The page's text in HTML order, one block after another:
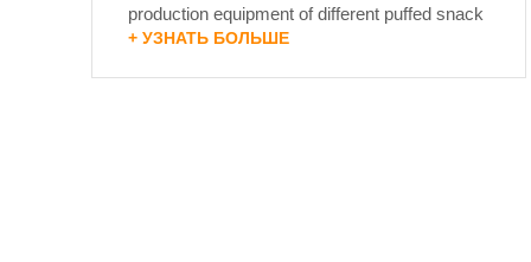
production equipment of different puffed snack
food are also quite different. The following is an
introduction...
+ УЗНАТЬ БОЛЬШЕ